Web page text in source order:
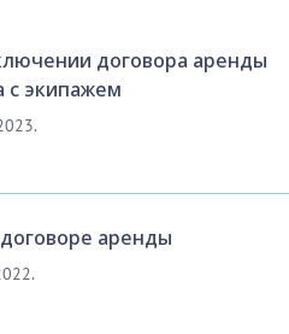
договора аренды
с экипажем
аренды